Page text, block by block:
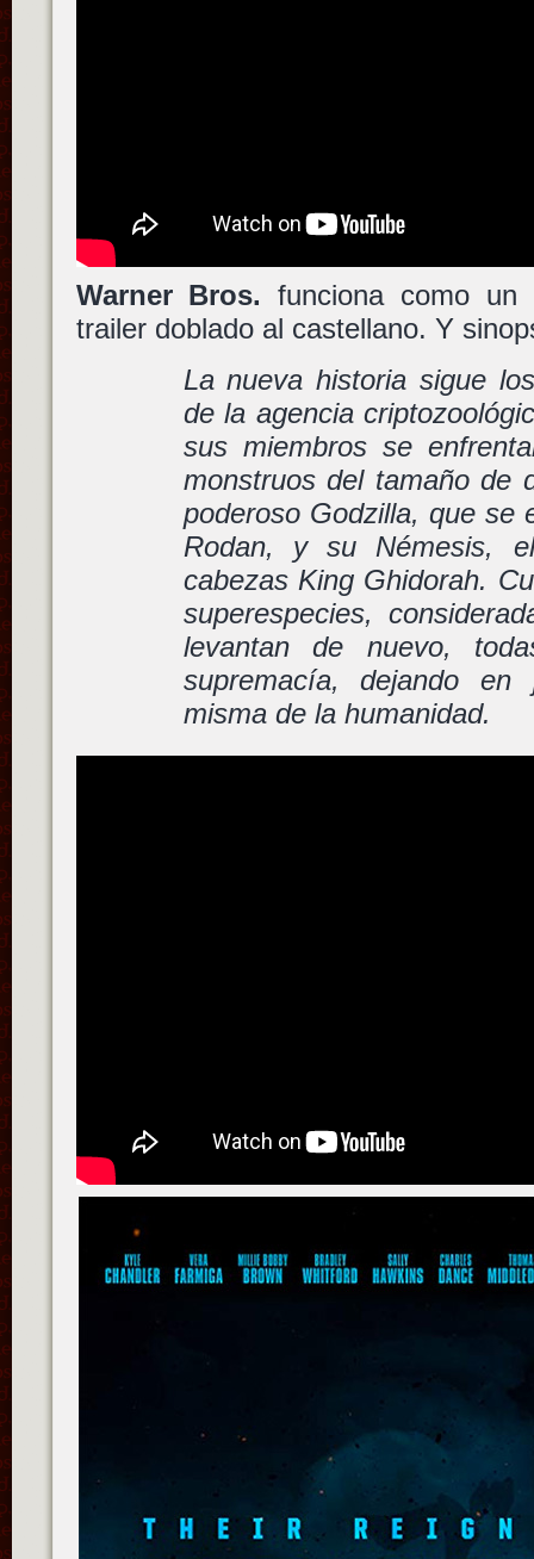
Warner Bros. funciona como
trailer doblado al castellano. Y
La nueva historia sigue
de la agencia
sus miembros se
monstruos del tamaño de
poderoso Godzilla, que se
Rodan, y su Némesis,
cabezas King Ghidorah.
superespecies,
levantan de nuevo,
supremacía, dejando en
misma de la humanidad.